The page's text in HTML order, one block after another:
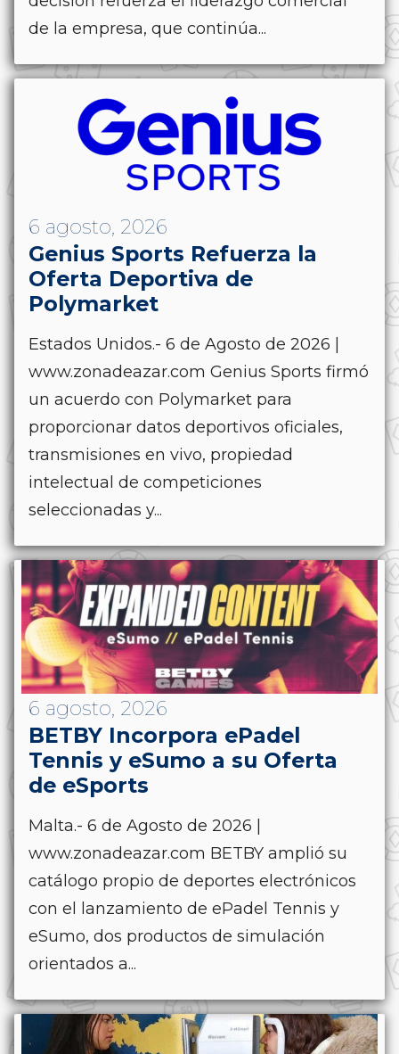
de la empresa, que continúa...
6 agosto, 2026
Genius Sports Refuerza la
Oferta Deportiva de
Polymarket
Estados Unidos.- 6 de Agosto de 2026 |
www.zonadeazar.com Genius Sports firmó
un acuerdo con Polymarket para
proporcionar datos deportivos oficiales,
transmisiones en vivo, propiedad
intelectual de competiciones
seleccionadas y...
6 agosto, 2026
BETBY Incorpora ePadel
Tennis y eSumo a su Oferta
de eSports
Malta.- 6 de Agosto de 2026 |
www.zonadeazar.com BETBY amplió su
catálogo propio de deportes electrónicos
con el lanzamiento de ePadel Tennis y
eSumo, dos productos de simulación
orientados a...